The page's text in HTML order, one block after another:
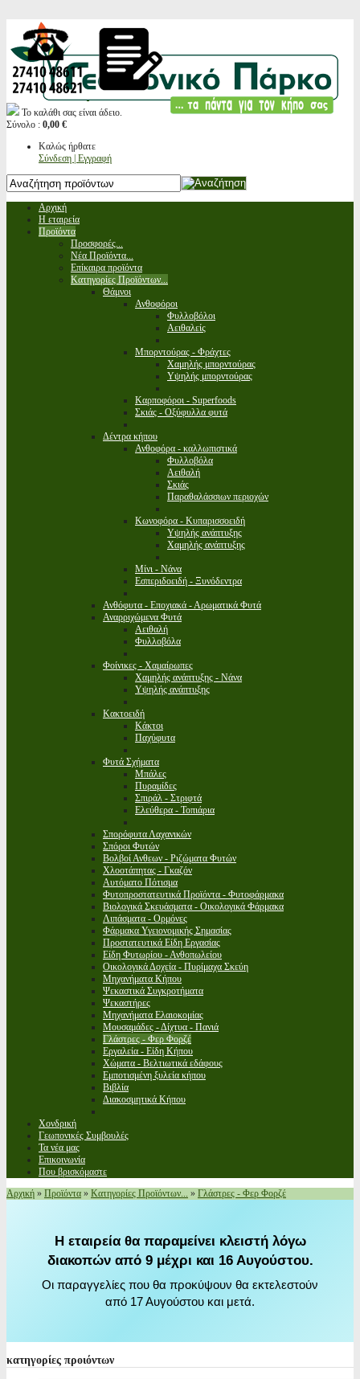
Το καλάθι σας είναι άδειο.
Σύνολο : 0,00 €
Καλώς ήρθατε
Σύνδεση | Εγγραφή
Αρχική
Η εταιρεία
Προϊόντα
Προσφορές...
Νέα Προϊόντα...
Επίκαιρα προϊόντα
Κατηγορίες Προϊόντων...
Θάμνοι
Ανθοφόροι
Φυλλοβόλοι
Αειθαλείς
Μπορντούρας - Φράχτες
Χαμηλής μπορντούρας
Υψηλής μπορντούρας
Καρποφόροι - Superfoods
Σκιάς - Οξύφυλλα φυτά
Δέντρα κήπου
Ανθοφόρα - καλλωπιστικά
Φυλλοβόλα
Αειθαλή
Σκιάς
Παραθαλάσσιων περιοχών
Κωνοφόρα - Κυπαρισσοειδή
Υψηλής ανάπτυξης
Χαμηλής ανάπτυξης
Μίνι - Νάνα
Εσπεριδοειδή - Ξυνόδεντρα
Ανθόφυτα - Εποχιακά - Αρωματικά Φυτά
Αναρριχώμενα Φυτά
Αειθαλή
Φυλλοβόλα
Φοίνικες - Χαμαίρωπες
Χαμηλής ανάπτυξης - Νάνα
Υψηλής ανάπτυξης
Κακτοειδή
Κάκτοι
Παχύφυτα
Φυτά Σχήματα
Μπάλες
Πυραμίδες
Σπιράλ - Στριφτά
Ελεύθερα - Τοπιάρια
Σπορόφυτα Λαχανικών
Σπόροι Φυτών
Βολβοί Ανθεων - Ριζώματα Φυτών
Χλοοτάπητας - Γκαζόν
Αυτόματο Πότισμα
Φυτοπροστατευτικά Προϊόντα - Φυτοφάρμακα
Βιολογικά Σκευάσματα - Οικολογικά Φάρμακα
Λιπάσματα - Ορμόνες
Φάρμακα Υγειονομικής Σημασίας
Προστατευτικά Είδη Εργασίας
Είδη Φυτωρίου - Ανθοπωλείου
Οικολογικά Δοχεία - Πυρίμαχα Σκεύη
Μηχανήματα Κήπου
Ψεκαστικά Συγκροτήματα
Ψεκαστήρες
Μηχανήματα Ελαιοκομίας
Μουσαμάδες - Δίχτυα - Πανιά
Γλάστρες - Φερ Φορζέ
Εργαλεία - Είδη Κήπου
Χώματα - Βελτιωτικά εδάφους
Εμποτισμένη ξυλεία κήπου
Βιβλία
Διακοσμητικά Κήπου
Χονδρική
Γεωπονικές Συμβουλές
Τα νέα μας
Επικοινωνία
Που βρισκόμαστε
Αρχική » Προϊόντα » Κατηγορίες Προϊόντων... » Γλάστρες - Φερ Φορζέ
Η εταιρεία θα παραμείνει κλειστή λόγω
διακοπών από 9 μέχρι και 16 Αυγούστου.
Οι παραγγελίες που θα προκύψουν θα εκτελεστούν
από 17 Αυγούστου και μετά.
κατηγορίες προιόντων